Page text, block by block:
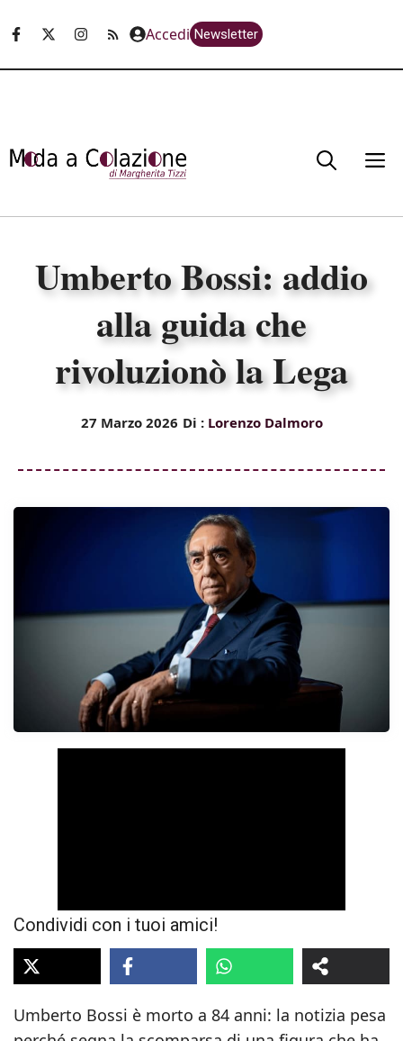
Accedi Newsletter
Umberto Bossi: addio
alla guida che
rivoluzionò la Lega
27 Marzo 2026 Di : Lorenzo Dalmoro
Condividi con i tuoi amici!
Umberto Bossi è morto a 84 anni: la notizia pesa